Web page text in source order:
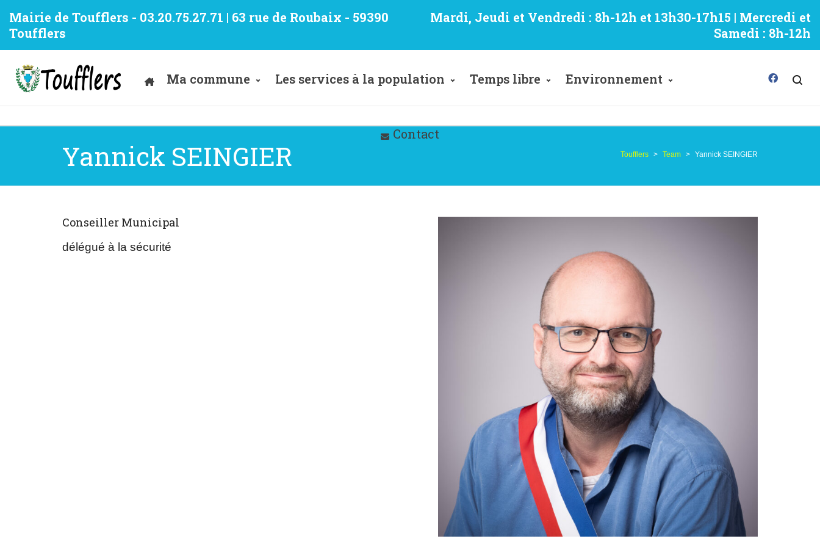
Mairie de Toufflers - 03.20.75.27.71 | 63 rue de Roubaix - 59390
Toufflers
Mardi, Jeudi et Vendredi : 8h-12h et 13h30-17h15 | Mercredi et
Samedi : 8h-12h
Ma commune Les services à la population Temps libre Environnement
Contact
Yannick SEINGIER Toufflers > Team > Yannick SEINGIER
Conseiller Municipal
délégué à la sécurité